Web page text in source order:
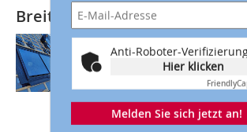
Anti-Roboter-
Hier klicken
Friendly
Melden Sie sich jetzt an!
Breite Lichtbänder im
Die Planung und
Lichtbändern gehört bei
aus Bielefeld zur
einem Neubauprojekt in
musste der Hersteller
Ansprüche...